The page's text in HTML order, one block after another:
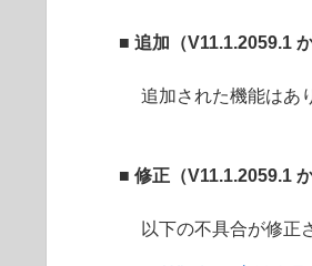
■ 追加（V11.1.2059.1
追加された機能はあ
■ 修正（V11.1.2059.1
以下の不具合が修正